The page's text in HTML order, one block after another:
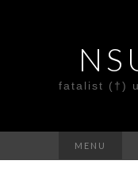
fatalist (†)
MENU